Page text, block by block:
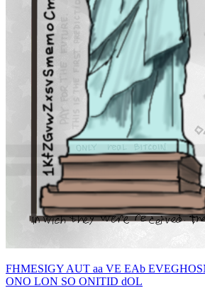
FHMESIGY AUT aa VE EAb
ONO LON SO ONITID dOL